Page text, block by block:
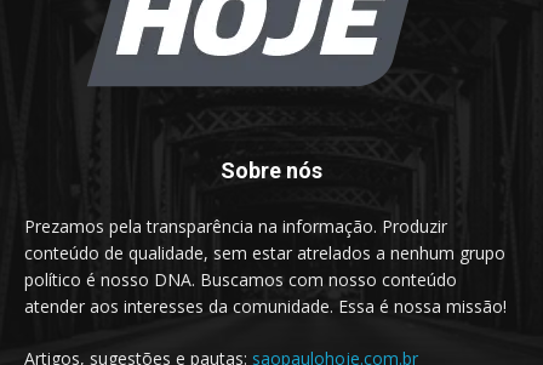
Sobre nós
Prezamos pela transparência na informação. Produzir
conteúdo de qualidade, sem estar atrelados a nenhum grupo
político é nosso DNA. Buscamos com nosso conteúdo
atender aos interesses da comunidade. Essa é nossa missão!
Artigos, sugestões e pautas: saopaulohoje.com.br